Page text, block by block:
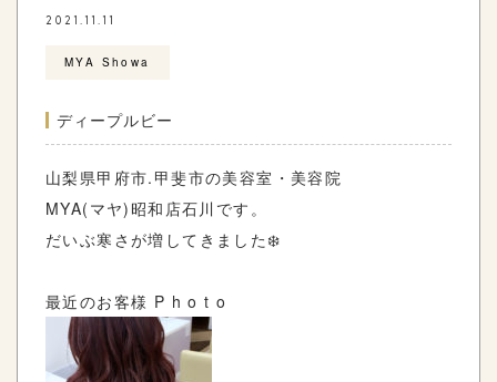
2021.11.11
MYA Showa
ディープルビー
山梨県甲府市. 甲斐市の美容室・美容院
MYA( マヤ) 昭和店石川です。
だいぶ寒さが増してきました ❄️
最近のお客様 P h o t o